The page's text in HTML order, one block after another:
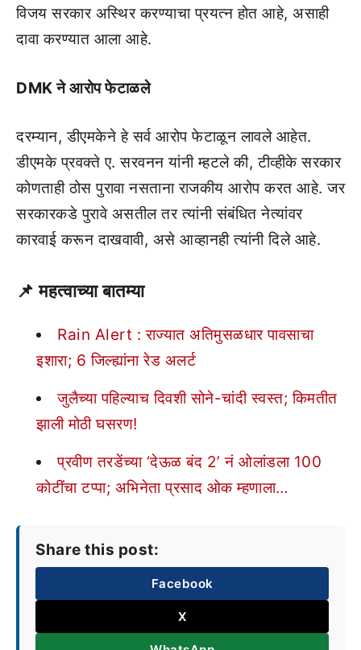
विजय सरकार अस्थिर करण्याचा प्रयत्न होत आहे, असाही
दावा करण्यात आला आहे.
DMK ने आरोप फेटाळले
दरम्यान, डीएमकेने हे सर्व आरोप फेटाळून लावले आहेत.
डीएमके प्रवक्ते ए. सरवनन यांनी म्हटले की, टीव्हीके सरकार
कोणताही ठोस पुरावा नसताना राजकीय आरोप करत आहे. जर
सरकारकडे पुरावे असतील तर त्यांनी संबंधित नेत्यांवर
कारवाई करून दाखवावी, असे आव्हानही त्यांनी दिले आहे.
📌महत्वाच्या बातम्या
Rain Alert : राज्यात अतिमुसळधार पावसाचा
इशारा; 6 जिल्ह्यांना रेड अलर्ट
जुलैच्या पहिल्याच दिवशी सोने-चांदी स्वस्त; किमतीत
झाली मोठी घसरण!
प्रवीण तरडेंच्या ‘देऊळ बंद 2’ नं ओलांडला 100
कोटींचा टप्पा; अभिनेता प्रसाद ओक म्हणाला…
Share this post:
Facebook
X